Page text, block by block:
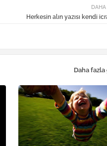
Herkesin alın yazısı kendi
Daha